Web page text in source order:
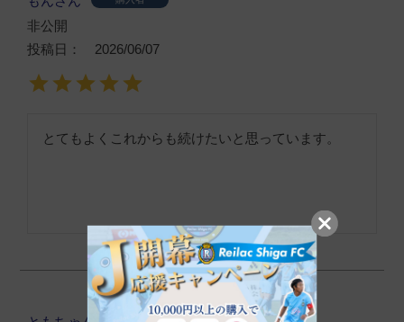
非公開
投稿日
2026/06/07
とてもよくこれからも続けたいと思っています。